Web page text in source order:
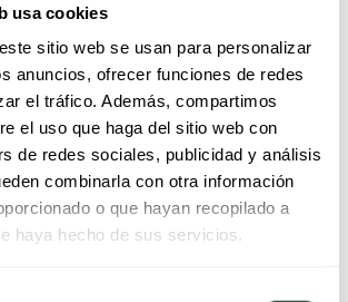
usa cookies
sitio web se usan para personalizar
anuncios, ofrecer funciones de redes
el tráfico. Además, compartimos
el uso que haga del sitio web con
de redes sociales, publicidad y análisis
combinarla con otra información
o que hayan recopilado a
haya hecho de sus servicios.
Cuesta Instalar Focos
Empotrados en 2025?
correo electrónico no será publicada.